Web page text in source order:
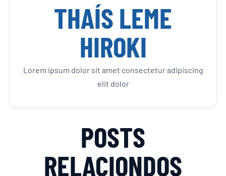
THAÍS LEME
HIROKI
Lorem ipsum dolor sit amet consectetur adipiscing
elit dolor
POSTS
RELACIONDOS